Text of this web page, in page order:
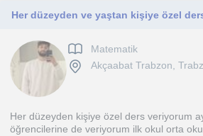
Matematik
Akçaabat Trabzon,
Her düzeyden kişiye özel ders veriyorum
öğrencilerine de veriyorum ilk okul orta okul